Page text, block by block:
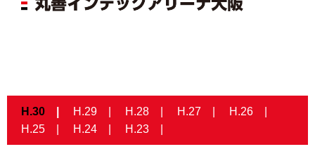
H.30 H.29 H.28 H.27
H.26
H.25
H.24 H.23